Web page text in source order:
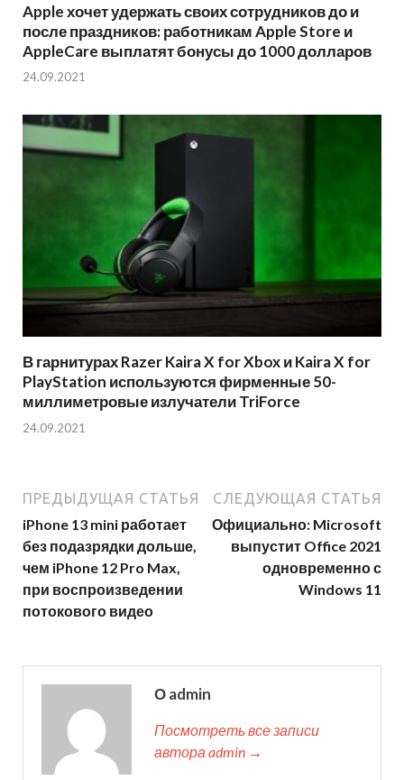
Apple хочет удержать своих сотрудников до и
после праздников: работникам Apple Store и
AppleCare выплатят бонусы до 1000 долларов
24.09.2021
В гарнитурах Razer Kaira X for Xbox и Kaira X for
PlayStation используются фирменные 50-
миллиметровые излучатели TriForce
24.09.2021
ПРЕДЫДУЩАЯ СТАТЬЯ
iPhone 13 mini работает
без подазрядки дольше,
чем iPhone 12 Pro Max,
при воспроизведении
потокового видео
СЛЕДУЮЩАЯ СТАТЬЯ
Официально: Microsoft
выпустит Office 2021
одновременно с
Windows 11
О admin
Посмотреть все записи
автора admin →